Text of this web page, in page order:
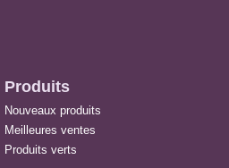
Produits
Nouveaux produits
Meilleures ventes
Produits verts